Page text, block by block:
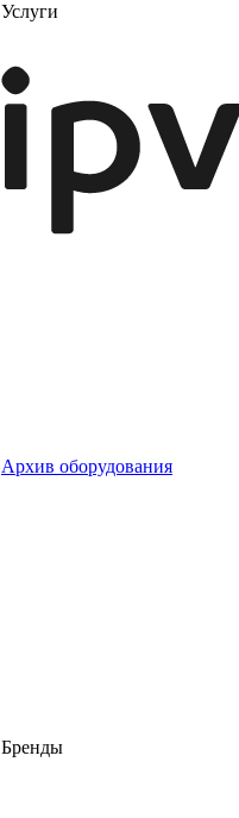
Услуги
Архив оборудования
Бренды